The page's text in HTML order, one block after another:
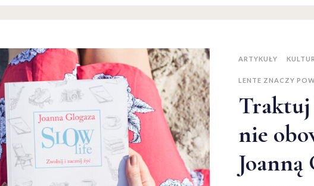
ARTYKUŁY
LENTE ZNACZY
Traktuj
nie
Joanną